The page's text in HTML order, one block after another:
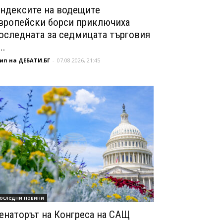
на водещите
борси приключиха
за седмицата търговия
на ДЕБАТИ.БГ - 07.08.2026, 21:45
новини
на Конгреса на САЩ